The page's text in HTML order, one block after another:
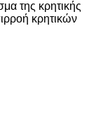
της κρητικής
κρητικών